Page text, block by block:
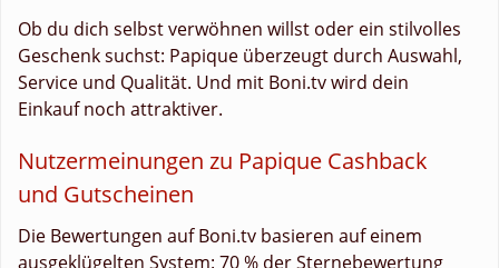
Ob du dich selbst verwöhnen willst oder ein stilvolles
Geschenk suchst: Papique überzeugt durch Auswahl,
Service und Qualität. Und mit Boni.tv wird dein
Einkauf noch attraktiver.
Nutzermeinungen zu Papique Cashback
und Gutscheinen
Die Bewertungen auf Boni.tv basieren auf einem
ausgeklügelten System: 70 % der Sternebewertung